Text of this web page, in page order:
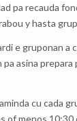
pa recauda
y hasta
e gruponan a
asina
cu cada
of menos